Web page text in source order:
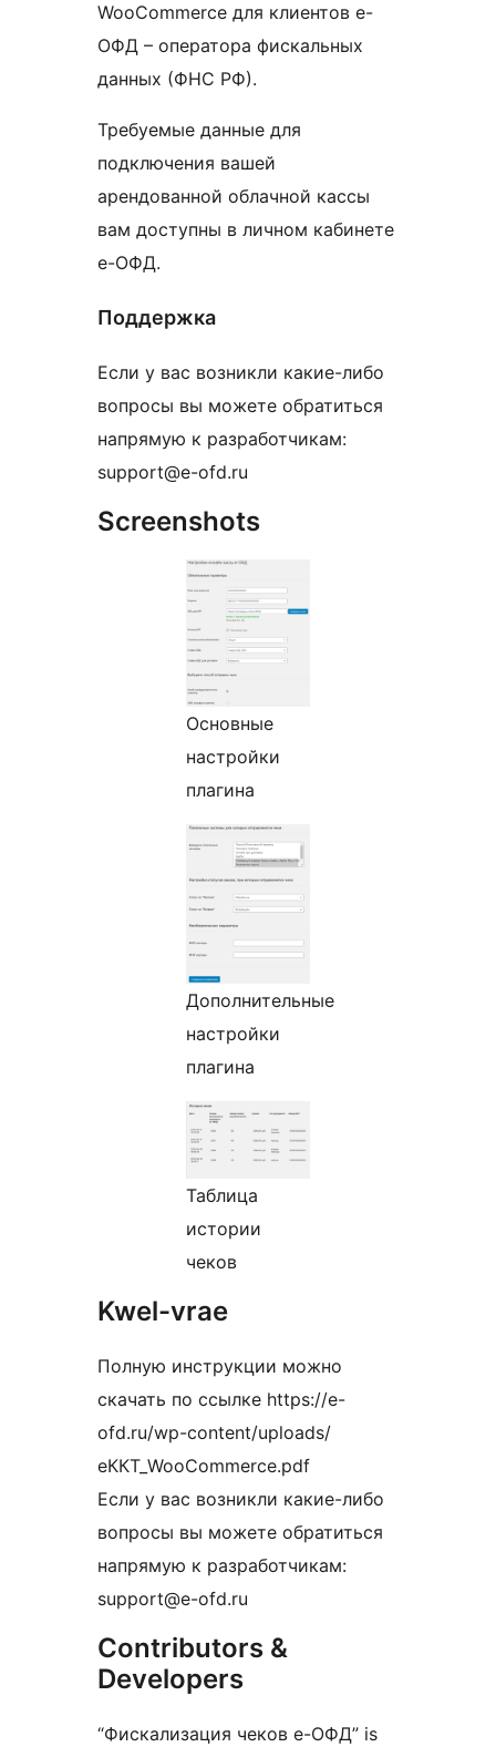
WooCommerce для клиентов е-
ОФД – оператора фискальных
данных (ФНС РФ).
Требуемые данные для
подключения вашей
арендованной облачной кассы
вам доступны в личном кабинете
е-ОФД.
Поддержка
Если у вас возникли какие-либо
вопросы вы можете обратиться
напрямую к разработчикам:
support@e-ofd.ru
Screenshots
Основные
настройки
плагина
Дополнительные
настройки
плагина
Таблица
истории
чеков
Kwel-vrae
Полную инструкции можно
скачать по ссылке https://e-
ofd.ru/wp-content/uploads/
еККТ_WooCommerce.pdf
Если у вас возникли какие-либо
вопросы вы можете обратиться
напрямую к разработчикам:
support@e-ofd.ru
Contributors &
Developers
“Фискализация чеков е-ОФД” is